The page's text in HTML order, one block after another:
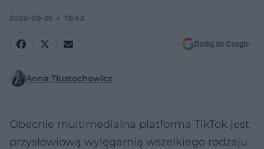
2022-09-26 13:42
Dodaj do Google
Anna Tłustochowicz
Obecnie multimedialna platforma TikTok jest
przysłowiową wylęgarnią wszelkiego rodzaju